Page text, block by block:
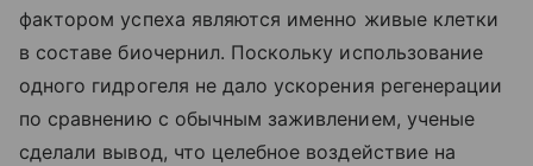
фактором успеха являются именно живые клетки
в составе биочернил. Поскольку использование
одного гидрогеля не дало ускорения регенерации
по сравнению с обычным заживлением, ученые
сделали вывод, что целебное воздействие на